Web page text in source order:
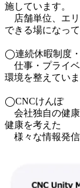
施しています。
店舗単位、エリ
できる場になって
◯連続休暇制度
仕事・プライベ
環境を整えていま
◯CNCけんぽ
会社独自の健康
健康を考えた
様々な情報発信